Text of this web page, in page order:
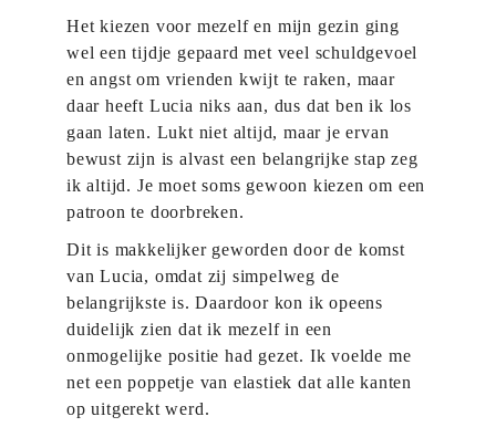
Het kiezen voor mezelf en mijn gezin ging
wel een tijdje gepaard met veel schuldgevoel
en angst om vrienden kwijt te raken, maar
daar heeft Lucia niks aan, dus dat ben ik los
gaan laten. Lukt niet altijd, maar je ervan
bewust zijn is alvast een belangrijke stap zeg
ik altijd. Je moet soms gewoon kiezen om een
patroon te doorbreken.
Dit is makkelijker geworden door de komst
van Lucia, omdat zij simpelweg de
belangrijkste is. Daardoor kon ik opeens
duidelijk zien dat ik mezelf in een
onmogelijke positie had gezet. Ik voelde me
net een poppetje van elastiek dat alle kanten
op uitgerekt werd.